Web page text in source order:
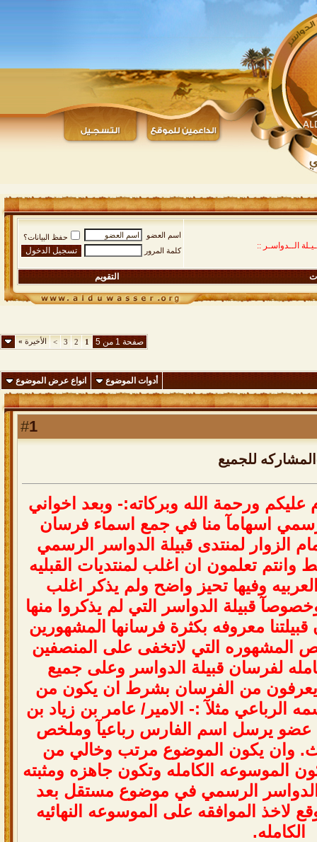
الــدواسـر ::
اسم العضو
حفظ البيانات؟
كلمة المرور
التقويم
صفحة 1 من 5 1
2
3
> الأخيرة»
أدوات الموضوع انواع عرض الموضوع
1
للجميع
عليكم ور حمة لله وبركاته:
- وبعد خو ني
سمي اسهامآ منا في جمع اسماء فرسان
ام لز و ر لمنتدى قبيلة لدو سر لر سمي
ط و نتم تعلمون ن غلب لمنتديات لقبليه
لعر بيه وفيها تحيز و اضح ولم يذكر اغلب
خصوصآ قبيلة لدو اسر لتي لم يذكر و منها
قبيلتنا معر وفه بكثر ة فر سانها لمشهور ين
لمشهور ه لتي لتخفى على لمنصفين
امله لفر سان قبيلة لدو سر وعلى جميع
يعرفون من لفرسان بشرط ن يكون من
مه لر باعي مثل :
- لمير/ عامر بن ز ياد بن
عضو يرسل اسم لفارس ر باعيآ وملخص
. و ن يكون لموضوع مرتب وخالي من
ون لموسوعه لكامله وتكون جاهز ه ومثبته
لدو سر لر سمي في موضوع مستقل بعد
قع لخذ لمو فقه على لموسوعه لنهائيه
لكامله.